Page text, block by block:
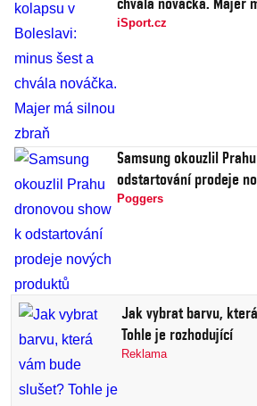
iSport.cz
Samsung okouzlil
odstartování prodeje
Poggers
Jak vybrat barvu,
Tohle je rozhodující
Reklama